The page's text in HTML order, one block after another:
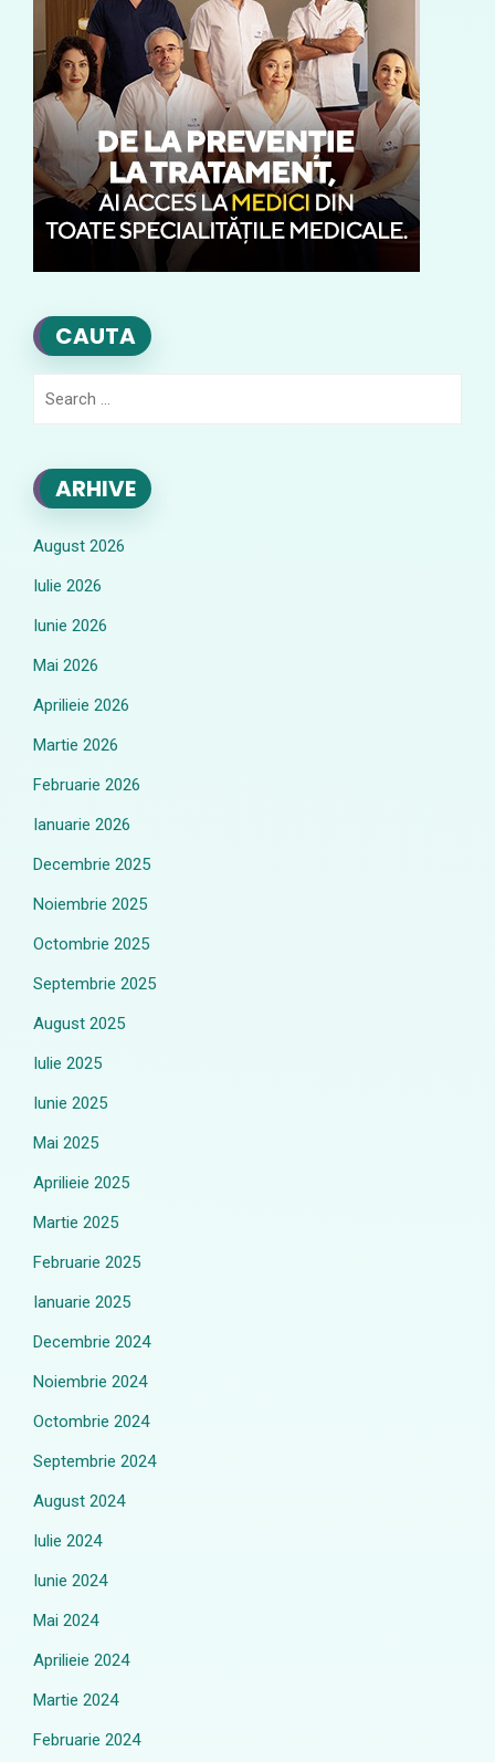
CAUTA
ARHIVE
August 2026
Iulie 2026
Iunie 2026
Mai 2026
Aprilieie 2026
Martie 2026
Februarie 2026
Ianuarie 2026
Decembrie 2025
Noiembrie 2025
Octombrie 2025
Septembrie 2025
August 2025
Iulie 2025
Iunie 2025
Mai 2025
Aprilieie 2025
Martie 2025
Februarie 2025
Ianuarie 2025
Decembrie 2024
Noiembrie 2024
Octombrie 2024
Septembrie 2024
August 2024
Iulie 2024
Iunie 2024
Mai 2024
Aprilieie 2024
Martie 2024
Februarie 2024